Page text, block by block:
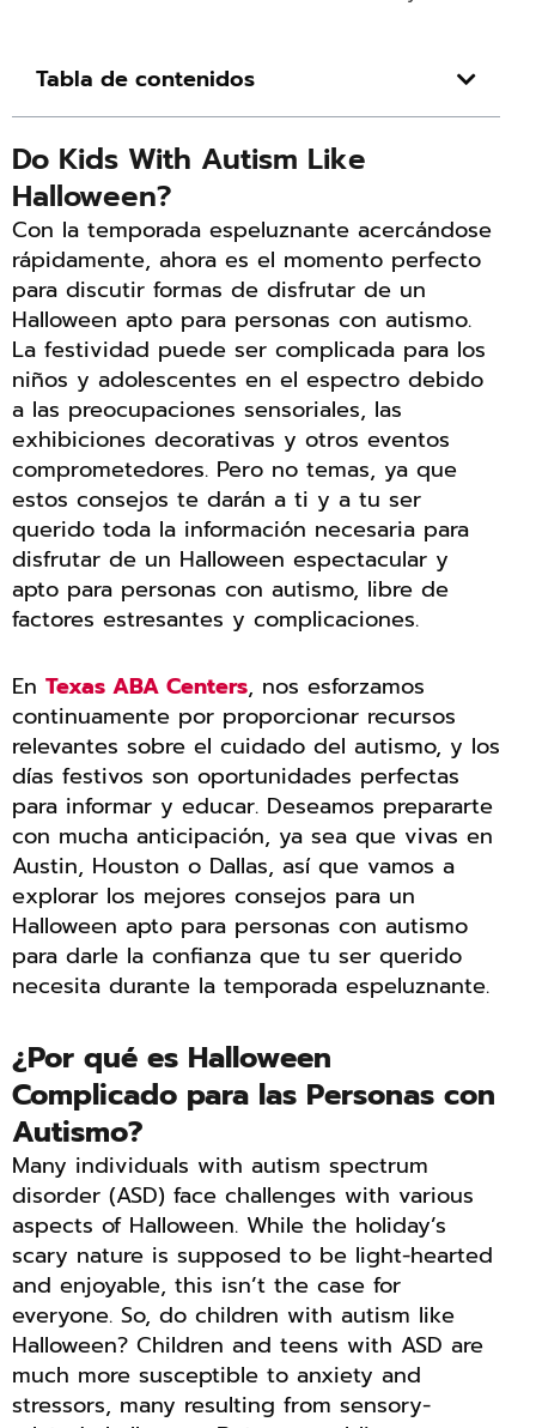
Tabla de contenidos
Do Kids With Autism Like
Halloween?
Con la temporada espeluznante acercándose
rápidamente, ahora es el momento perfecto
para discutir formas de disfrutar de un
Halloween apto para personas con autismo.
La festividad puede ser complicada para los
niños y adolescentes en el espectro debido
a las preocupaciones sensoriales, las
exhibiciones decorativas y otros eventos
comprometedores. Pero no temas, ya que
estos consejos te darán a ti y a tu ser
querido toda la información necesaria para
disfrutar de un Halloween espectacular y
apto para personas con autismo, libre de
factores estresantes y complicaciones.
En Texas ABA Centers, nos esforzamos
continuamente por proporcionar recursos
relevantes sobre el cuidado del autismo, y los
días festivos son oportunidades perfectas
para informar y educar. Deseamos prepararte
con mucha anticipación, ya sea que vivas en
Austin, Houston o Dallas, así que vamos a
explorar los mejores consejos para un
Halloween apto para personas con autismo
para darle la confianza que tu ser querido
necesita durante la temporada espeluznante.
¿Por qué es Halloween
Complicado para las Personas con
Autismo?
Many individuals with autism spectrum
disorder (ASD) face challenges with various
aspects of Halloween. While the holiday’s
scary nature is supposed to be light-hearted
and enjoyable, this isn’t the case for
everyone. So, do children with autism like
Halloween? Children and teens with ASD are
much more susceptible to anxiety and
stressors, many resulting from sensory-